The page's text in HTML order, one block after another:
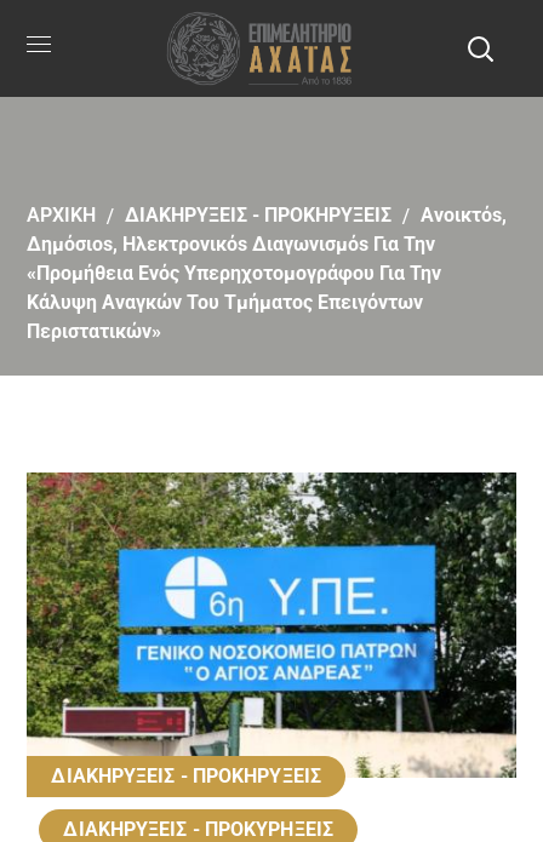
ΑΡΧΙΚΗ ΔΙΑΚΗΡΥΞΕΙΣ - ΠΡΟΚΗΡΥΞΕΙΣ
Aνοικτόs,
Δημόσιοs, Ηλεκτρονικόs Διαγωνισμόs Για Την
«Προμήθεια Ενός Υπερηχοτομογράφου Για Την
Κάλυψη Αναγκών Του Τμήματος Επειγόντων
Περιστατικών»
ΔΙΑΚΗΡΥΞΕΙΣ - ΠΡΟΚΗΡΥΞΕΙΣ
ΔΙΑΚΗΡΥΞΕΙΣ - ΠΡΟΚΥΡΗΞΕΙΣ